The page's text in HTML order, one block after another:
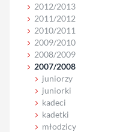
2012/2013
2011/2012
2010/2011
2009/2010
2008/2009
2007/2008
juniorzy
juniorki
kadeci
kadetki
młodzicy